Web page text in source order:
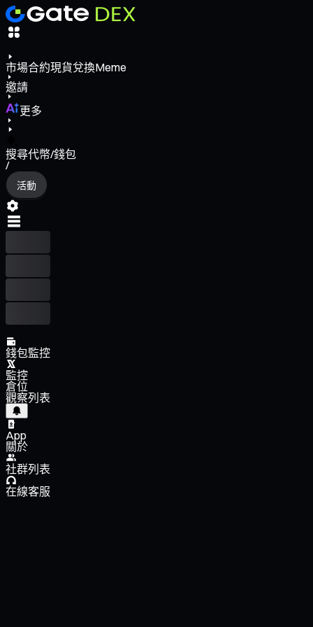
市場合約現貨兌換Meme
邀請
更多
搜尋代幣/錢包
/
活動
錢包監控
監控
倉位
觀察列表
App
關於
社群列表
在線客服